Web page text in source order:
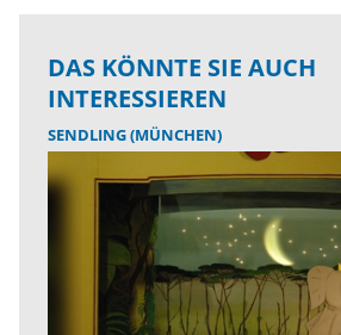
DAS KÖNNTE SIE AUCH
INTERESSIEREN
SENDLING (MÜNCHEN)